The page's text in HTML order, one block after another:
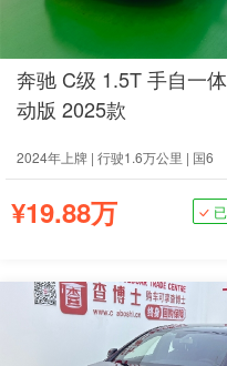
奔驰 C级 1.5T 手自一
动版 2025款
2024年上牌 | 行驶1.6万公里 | 国6
¥19.88万